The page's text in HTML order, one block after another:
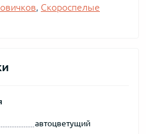
, Скороспелые
автоцветущий